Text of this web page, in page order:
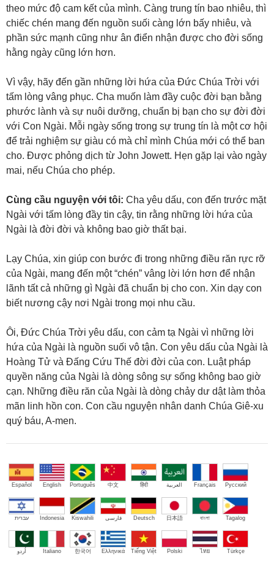
theo mức độ cam kết của mình. Càng trung tín bao nhiêu, thì
chiếc chén mang đến nguồn suối càng lớn bấy nhiêu, và
phần sức mạnh cũng như ân điển nhận được cho đời sống
hằng ngày cũng lớn hơn.
Vì vậy, hãy đến gần những lời hứa của Đức Chúa Trời với
tấm lòng vâng phục. Cha muốn làm đầy cuộc đời bạn bằng
phước lành và sự nuôi dưỡng, chuẩn bị bạn cho sự đời đời
với Con Ngài. Mỗi ngày sống trong sự trung tín là một cơ hội
để trải nghiệm sự giàu có mà chỉ mình Chúa mới có thể ban
cho. Được phỏng dịch từ John Jowett. Hẹn gặp lại vào ngày
mai, nếu Chúa cho phép.
Cùng cầu nguyện với tôi: Cha yêu dấu, con đến trước mặt
Ngài với tấm lòng đầy tin cậy, tin rằng những lời hứa của
Ngài là đời đời và không bao giờ thất bại.
Lạy Chúa, xin giúp con bước đi trong những điều răn rực rỡ
của Ngài, mang đến một “chén” vâng lời lớn hơn để nhận
lãnh tất cả những gì Ngài đã chuẩn bị cho con. Xin dạy con
biết nương cậy nơi Ngài trong mọi nhu cầu.
Ôi, Đức Chúa Trời yêu dấu, con cảm tạ Ngài vì những lời
hứa của Ngài là nguồn suối vô tận. Con yêu dấu của Ngài là
Hoàng Tử và Đấng Cứu Thế đời đời của con. Luật pháp
quyền năng của Ngài là dòng sông sự sống không bao giờ
cạn. Những điều răn của Ngài là dòng chảy dư dật làm thỏa
mãn linh hồn con. Con cầu nguyện nhân danh Chúa Giê-xu
quý báu, A-men.
Español English Português 中文 हिंदी العربية Français Русский
עברית Indonesia Kiswahili فارسی Deutsch 日本語 বাংলা Tagalog
اُردو Italiano 한국어 Ελληνικά Tiếng Việt Polski ไทย Türkçe